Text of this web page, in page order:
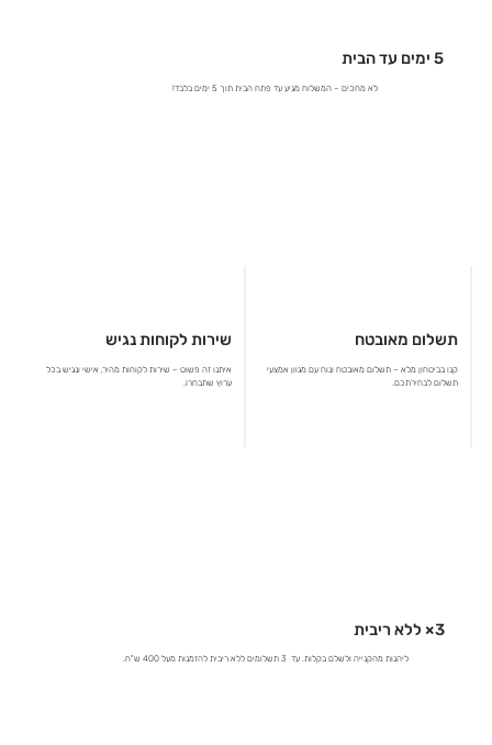
שירות לקוחות נגיש
איתנו זה פשוט – שירות לקוחות מהיר, אישי ונגיש בכל
ערוץ שתבחרו.
5 ימים עד הבית
לא מחכים – המשלוח מגיע עד פתח הבית תוך 5 ימים בלבד!
תשלום מאובטח
קנו בביטחון מלא – תשלום מאובטח ונוח עם מגוון אמצעי
תשלום לבחירתכם.
3× ללא ריבית
ליהנות מהקנייה ולשלם בקלות. עד 3 תשלומים ללא ריבית להזמנות מעל 400 ש"ח.